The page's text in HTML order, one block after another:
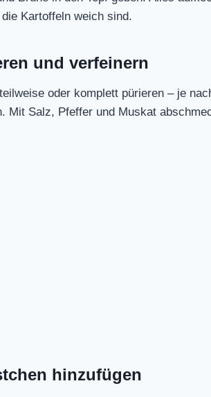
Kartoffeln weich sind.
und verfeinern
oder komplett pürieren – je
Mit Salz, Pfeffer und Muskat
hinzufügen